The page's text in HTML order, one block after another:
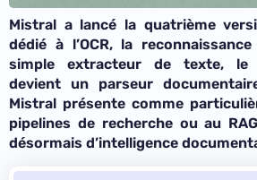
Mistral a lancé la quatrième
dédié à l’OCR, la
simple extracteur de texte, le
devient un parseur
Mistral présente comme
pipelines de recherche ou au
désormais d’intelligence